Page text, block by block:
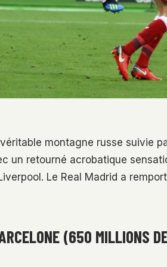
montagne russe suivie
un retourné acrobatique
Le Real Madrid a
(650 MILLIONS